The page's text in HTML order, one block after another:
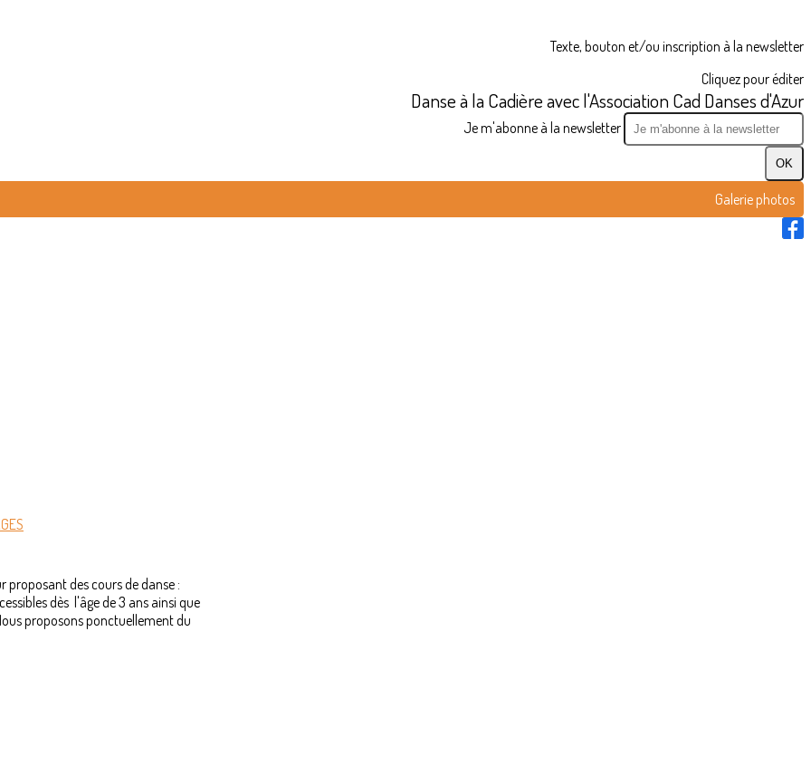
Texte, bouton et/ou inscription à la newsletter
Cliquez pour éditer
Danse à la Cadière avec l'Association Cad Danses d'Azur
Je m'abonne à la newsletter
OK
Galerie photos
proposant des cours de danse :
dès l'âge de 3 ans ainsi que
proposons ponctuellement du